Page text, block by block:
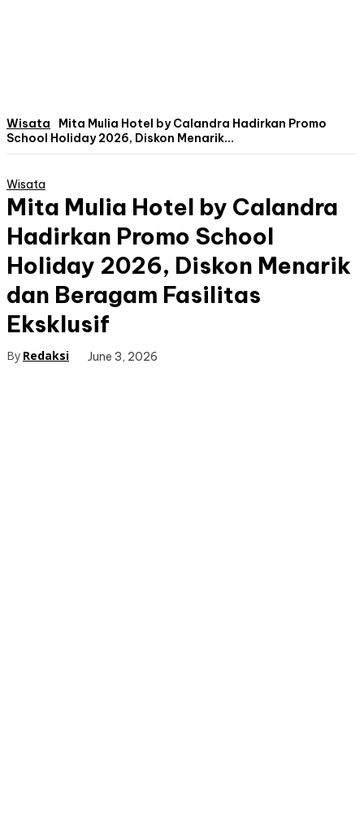
Wisata
Mita Mulia Hotel by Calandra Hadirkan Promo
School Holiday 2026, Diskon Menarik...
Wisata
Mita Mulia Hotel by Calandra
Hadirkan Promo School
Holiday 2026, Diskon Menarik
dan Beragam Fasilitas
Eksklusif
By Redaksi June 3, 2026